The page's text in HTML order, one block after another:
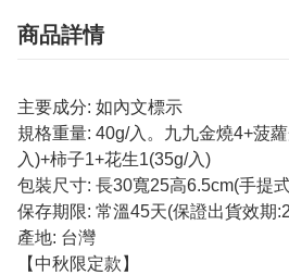
商品詳情
主要成分: 如內文標示
規格重量: 40g/入。九九金燒4+菠
入)+柿子1+花生1(35g/入)
包裝尺寸: 長30寬25高6.5cm(手提
保存期限: 常溫45天(保證出貨效期
產地: 台灣
【中秋限定款】